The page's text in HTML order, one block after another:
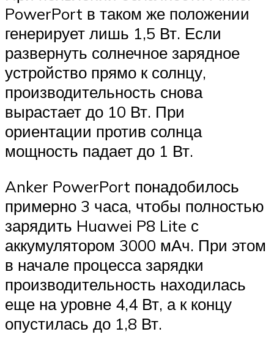
PowerPort в таком же положении
генерирует лишь 1,5 Вт. Если
развернуть солнечное зарядное
устройство прямо к солнцу,
производительность снова
вырастает до 10 Вт. При
ориентации против солнца
мощность падает до 1 Вт.
Anker PowerPort понадобилось
примерно 3 часа, чтобы полностью
зарядить Huawei P8 Lite с
аккумулятором 3000 мАч. При этом
в начале процесса зарядки
производительность находилась
еще на уровне 4,4 Вт, а к концу
опустилась до 1,8 Вт.